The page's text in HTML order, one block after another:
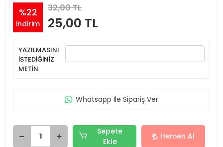
%22
indirim
32,00 TL
25,00 TL
YAZILMASINI
İSTEDİĞİNİZ
METİN
Whatsapp İle Sipariş Ver
Sepete
Ekle
Hemen Al